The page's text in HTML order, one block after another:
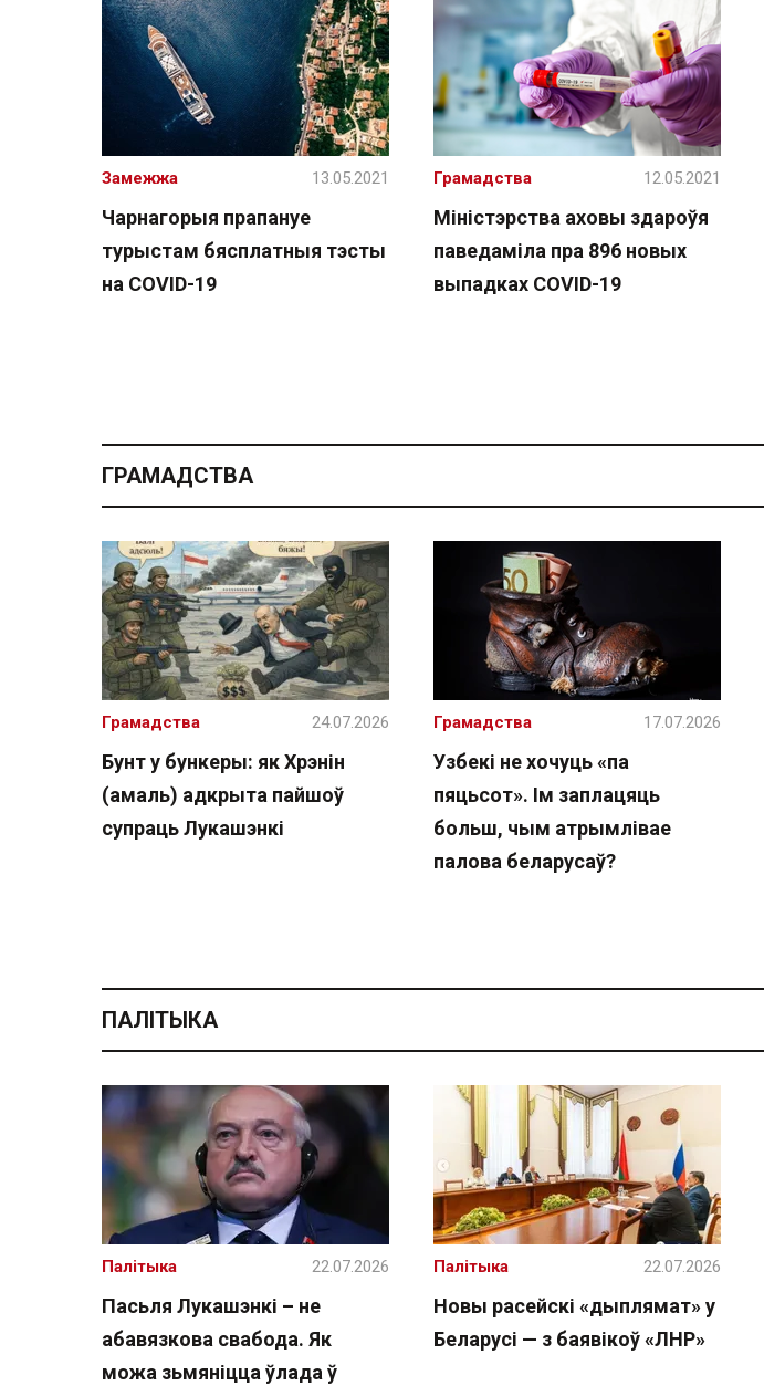
Чарнагорыя прапануе
турыстам бясплатныя тэсты
на COVID-19
Замежжа 13.05.2021
Міністэрства аховы здароўя
паведаміла пра 896 новых
выпадках COVID-19
Грамадства 12.05.2021
ГРАМАДСТВА
Бунт у бункеры: як Хрэнін
(амаль) адкрыта пайшоў
супраць Лукашэнкі
Грамадства 24.07.2026
Узбекі не хочуць «па
пяцьсот». Ім заплацяць
больш, чым атрымлівае
палова беларусаў?
Грамадства 17.07.2026
ПАЛІТЫКА
Пасьля Лукашэнкі – не
абавязкова свабода. Як
можа зьмяніцца ўлада ў
Палітыка 22.07.2026
Новы расейскі «дыплямат» у
Беларусі — з баявікоў «ЛНР»
Палітыка 22.07.2026